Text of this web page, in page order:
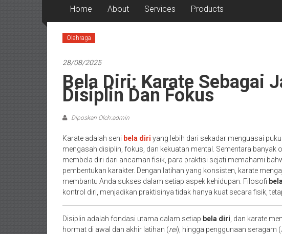
Home About Services Products
Olahraga
28/08/2025
Bela Diri: Karate Sebagai
Disiplin Dan Fokus
Diposkan Oleh:admin
Karate adalah seni bela diri yang lebih dari sekadar menguasai
mengasah disiplin, fokus, dan kekuatan mental. Sementara banyak
membela diri dari ancaman fisik, para praktisi sejati memahami
pembentukan karakter. Dengan latihan yang konsisten, karate
membantu Anda sukses dalam setiap aspek kehidupan. Filosofi
kontrol diri, menjadikan praktisinya tidak hanya kuat secara fisik,
Disiplin adalah fondasi utama dalam setiap bela diri , dan karate
hormat di awal dan akhir latihan (rei), hingga penggunaan seragam (